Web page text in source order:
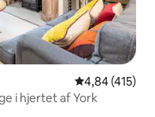
4,84 ud af 5 i
4,84 (415)
i hjertet af York